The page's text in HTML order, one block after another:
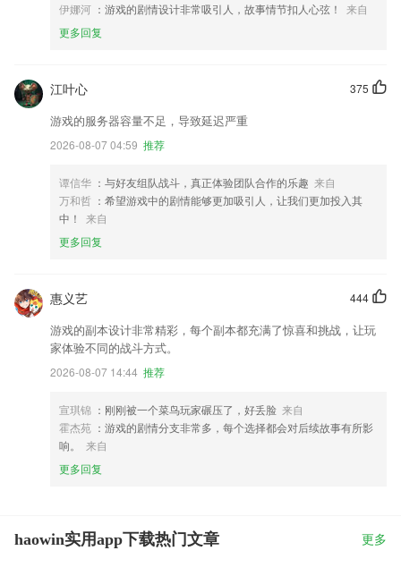
伊娜河 ：游戏的剧情设计非常吸引人，故事情节扣人心弦！
来自
更多回复
375
江叶心
游戏的服务器容量不足，导致延迟严重
2026-08-07 04:59 推荐
谭信华 ：与好友组队战斗，真正体验团队合作的乐趣 来自
万和哲 ：希望游戏中的剧情能够更加吸引人，让我们更加投入其
中！
来自
更多回复
444
惠义艺
游戏的副本设计非常精彩，每个副本都充满了惊喜和挑战，让玩
家体验不同的战斗方式。
2026-08-07 14:44 推荐
宣琪锦 ：刚刚被一个菜鸟玩家碾压了，好丢脸 来自
霍杰苑 ：游戏的剧情分支非常多，每个选择都会对后续故事有所影
响。
来自
更多回复
haowin实用app下载热门文章 更多